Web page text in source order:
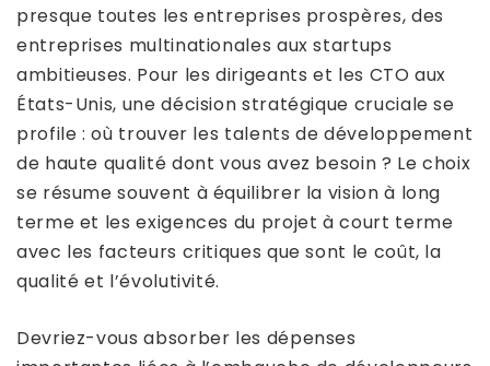
presque toutes les entreprises prospères, des
entreprises multinationales aux startups
ambitieuses. Pour les dirigeants et les CTO aux
États-Unis, une décision stratégique cruciale se
profile : où trouver les talents de développement
de haute qualité dont vous avez besoin ? Le choix
se résume souvent à équilibrer la vision à long
terme et les exigences du projet à court terme
avec les facteurs critiques que sont le coût, la
qualité et l’évolutivité.
Devriez-vous absorber les dépenses